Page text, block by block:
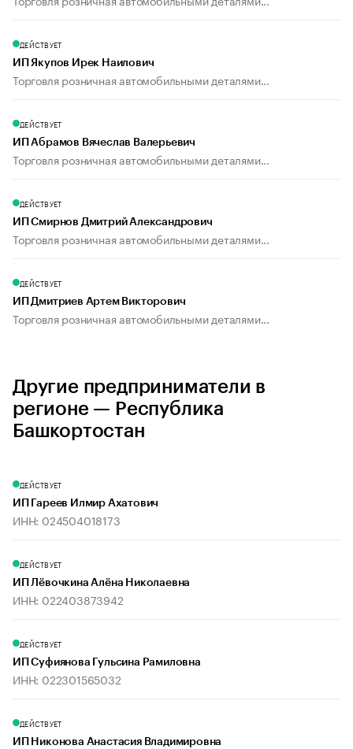
ДЕЙСТВУЕТ
ИП Якупов Ирек Наилович
Торговля розничная автомобильными деталями...
ДЕЙСТВУЕТ
ИП Абрамов Вячеслав Валерьевич
Торговля розничная автомобильными деталями...
ДЕЙСТВУЕТ
ИП Смирнов Дмитрий Александрович
Торговля розничная автомобильными деталями...
ДЕЙСТВУЕТ
ИП Дмитриев Артем Викторович
Торговля розничная автомобильными деталями...
Другие предприниматели в
регионе — Республика
Башкортостан
ДЕЙСТВУЕТ
ИП Гареев Илмир Ахатович
ИНН: 024504018173
ДЕЙСТВУЕТ
ИП Лёвочкина Алёна Николаевна
ИНН: 022403873942
ДЕЙСТВУЕТ
ИП Суфиянова Гульсина Рамиловна
ИНН: 022301565032
ДЕЙСТВУЕТ
ИП Никонова Анастасия Владимировна